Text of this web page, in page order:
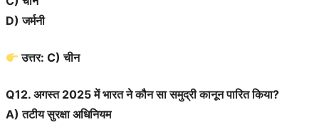
D) जर्मनी
उत्तर: C) चीन
Q12. अगस्त 2025 में भारत ने कौन सा समुद्री कानून पारित किया?
A) तटीय सुरक्षा अधिनियम